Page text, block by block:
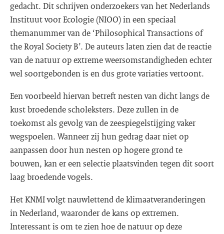
gedacht. Dit schrijven onderzoekers van het Nederlands
Instituut voor Ecologie (NIOO) in een speciaal
themanummer van de ‘Philosophical Transactions of
the Royal Society B’. De auteurs laten zien dat de reactie
van de natuur op extreme weersomstandigheden echter
wel soortgebonden is en dus grote variaties vertoont.
Een voorbeeld hiervan betreft nesten van dicht langs de
kust broedende scholeksters. Deze zullen in de
toekomst als gevolg van de zeespiegelstijging vaker
wegspoelen. Wanneer zij hun gedrag daar niet op
aanpassen door hun nesten op hogere grond te
bouwen, kan er een selectie plaatsvinden tegen dit soort
laag broedende vogels.
Het KNMI volgt nauwlettend de klimaatveranderingen
in Nederland, waaronder de kans op extremen.
Interessant is om te zien hoe de natuur op deze